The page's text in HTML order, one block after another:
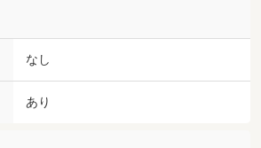
なし
あり